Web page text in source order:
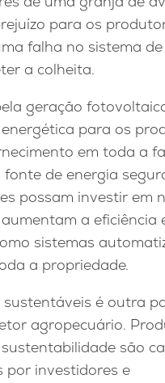
para os
falha no sistema
a colheita.
geração
para os
em toda a
fonte de energia
possam investir em
a eficiência
sistemas
a propriedade.
sustentáveis é outra
agropecuário.
são
por investidores e